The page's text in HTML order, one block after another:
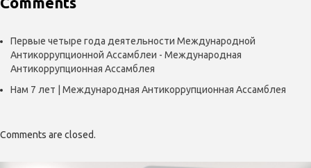
Первые четыре года деятельности Международной
Антикоррупционной Ассамблеи - Международная
Антикоррупционная Ассамблея
Нам 7 лет | Международная Антикоррупционная Ассамблея
Comments are closed.